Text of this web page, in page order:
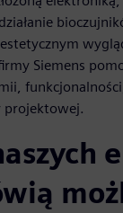
Siemens
projektowej.